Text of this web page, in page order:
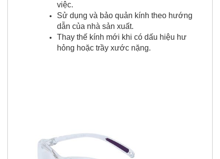
việc.
Sử dụng và bảo quản kính theo hướng
dẫn của nhà sản xuất.
Thay thế kính mới khi có dấu hiệu hư
hỏng hoặc trầy xước nặng.